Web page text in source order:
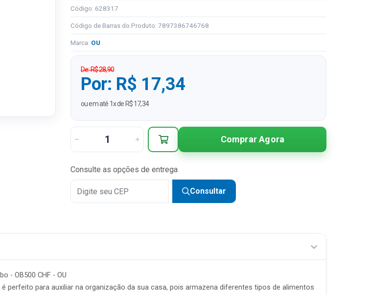
Código: 628317
Código de Barras do Produto: 7897386746768
Marca: OU
De: R$ 28,90
Por: R$ 17,34
ou em até 1x de R$ 17,34
Comprar Agora
Consulte as opções de entrega
Consultar
- OB500 CHF - OU
perfeito para auxiliar na organização da sua casa, pois armazena diferentes tipos de alimentos